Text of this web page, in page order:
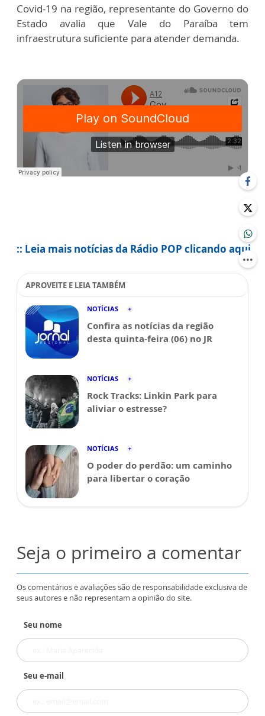
Covid-19 na região, representante do Governo do
Estado avalia que Vale do Paraíba tem
infraestrutura suficiente para atender demanda.
:: Leia mais notícias da Rádio POP clicando aqui
APROVEITE E LEIA TAMBÉM
NOTÍCIAS
Confira as notícias da região
desta quinta-feira (06) no JR
NOTÍCIAS
Rock Tracks: Linkin Park para
aliviar o estresse?
NOTÍCIAS
O poder do perdão: um caminho
para libertar o coração
Seja o primeiro a comentar
Os comentários e avaliações são de responsabilidade exclusiva de
seus autores e não representam a opinião do site.
Seu nome
Seu e-mail